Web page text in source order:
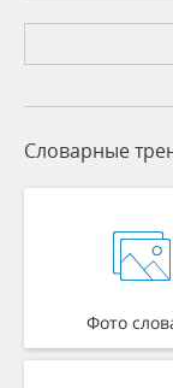
Словарные
Фото